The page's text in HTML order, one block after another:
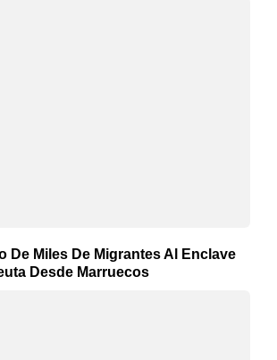
De Miles De Migrantes Al Enclave
Desde Marruecos